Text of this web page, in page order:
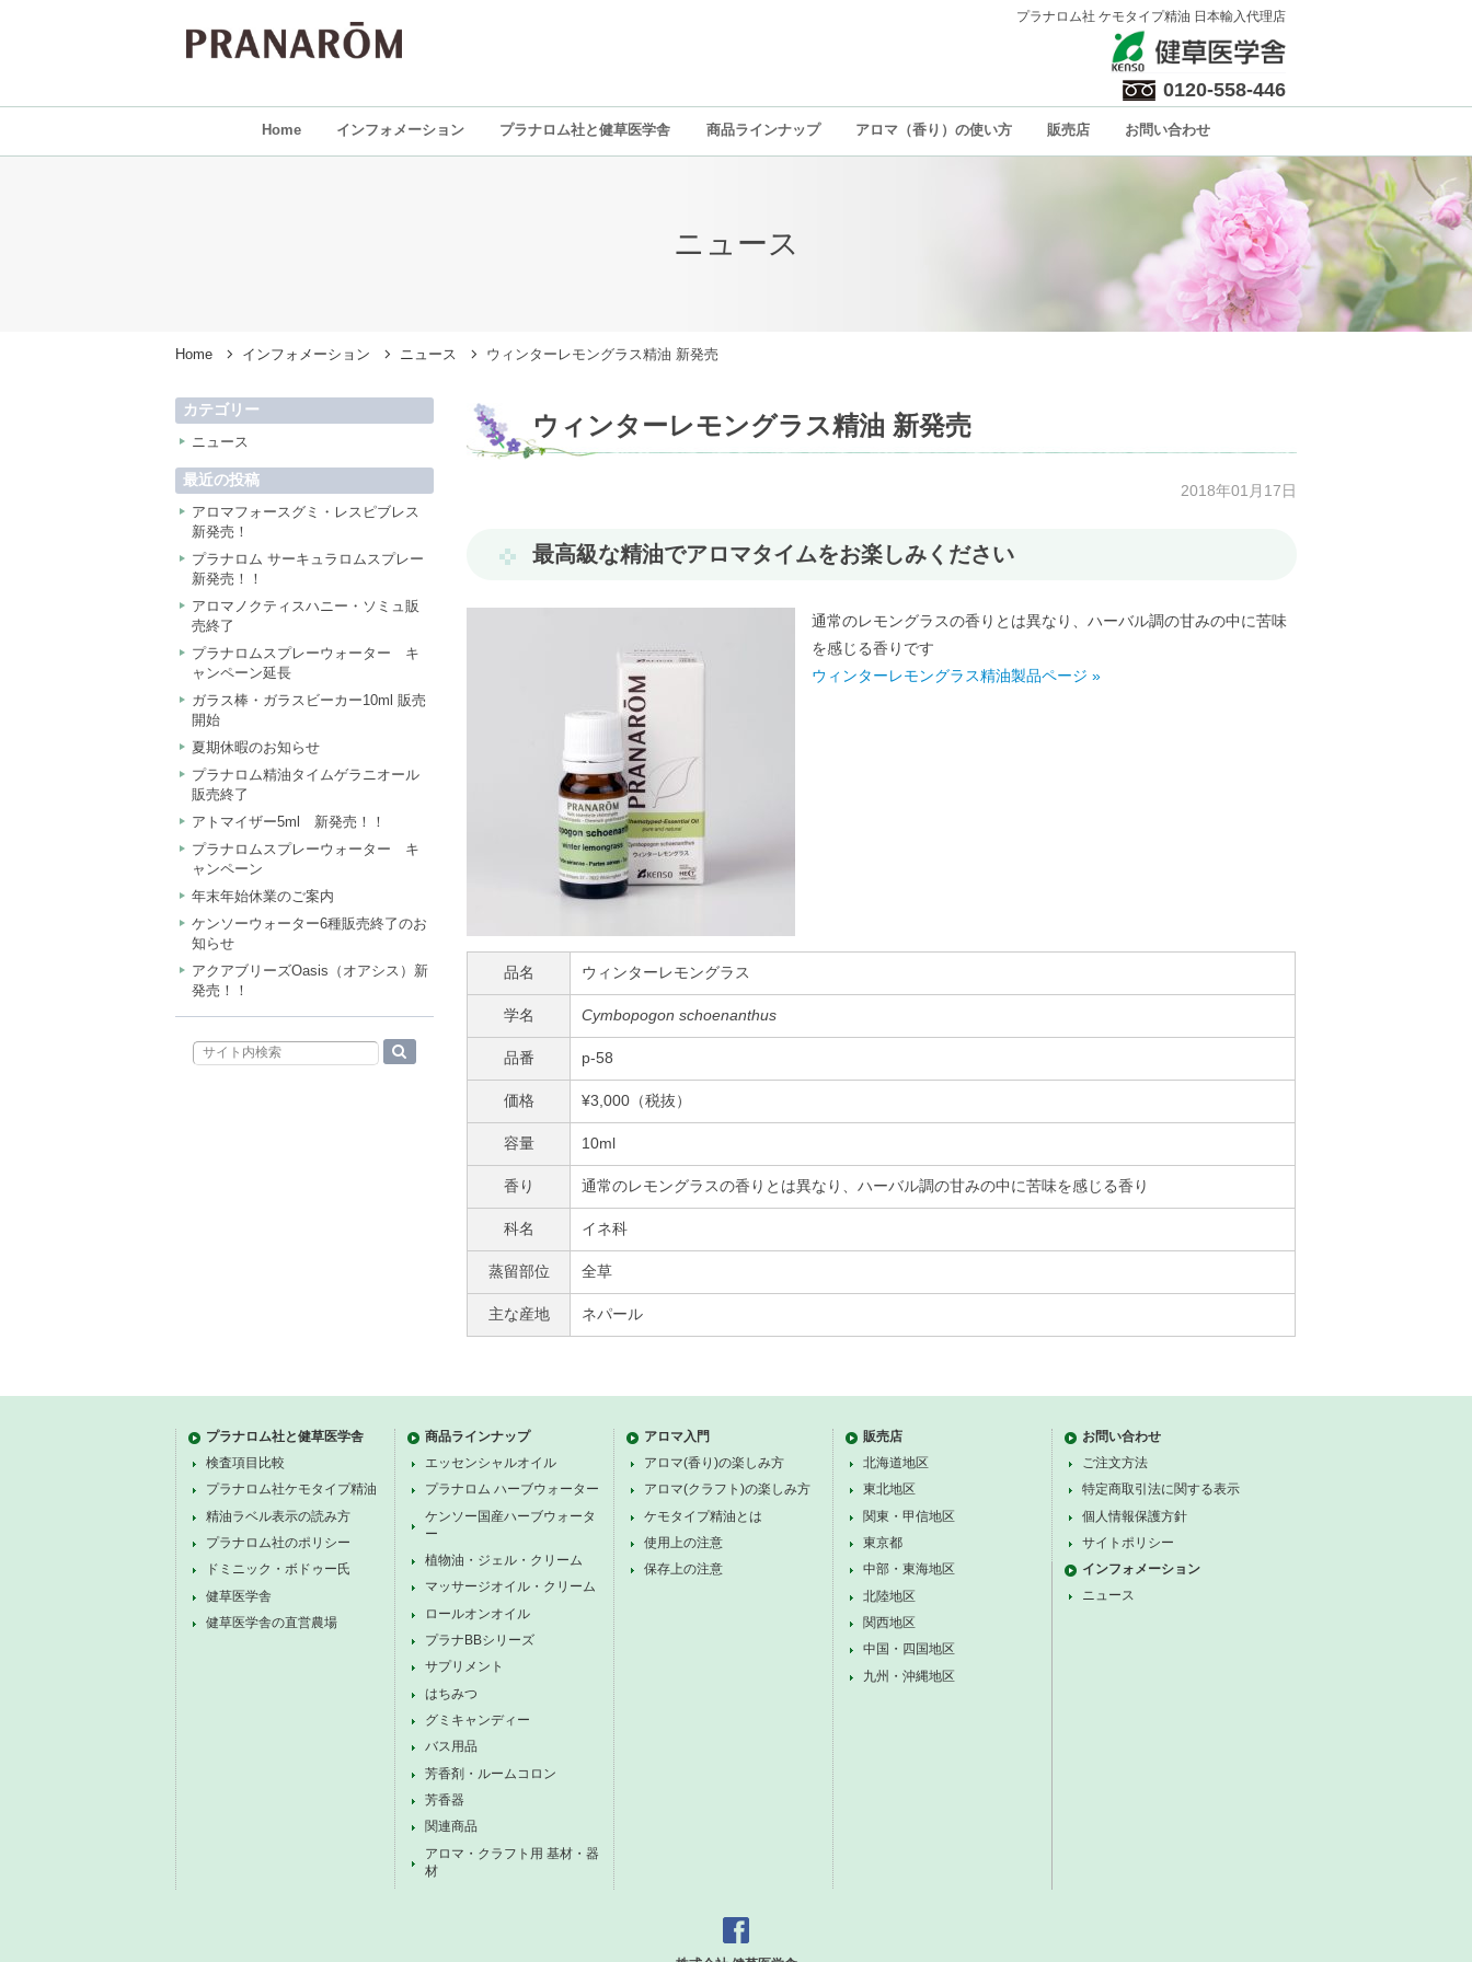
プラナロム社 ケモタイプ精油 日本輸入代理店
0120-558-446
Home インフォメーション プラナロム社と健草医学舎 商品ラインナップ アロマ（香り）の使い方 販売店 お問い合わせ
ニュース
Home インフォメーション ニュース ウィンターレモングラス精油 新発売
ウィンターレモングラス精油 新発売
2018年01月17日
最高級な精油でアロマタイムをお楽しみください
通常のレモングラスの香りとは異なり、ハーバル調の甘みの中に苦味
を感じる香りです
ウィンターレモングラス精油製品ページ »
品名 ウィンターレモングラス
学名 Cymbopogon schoenanthus
品番 p-58
価格 ¥3,000（税抜）
容量 10ml
香り 通常のレモングラスの香りとは異なり、ハーバル調の甘みの中に苦味を感じる香り
科名 イネ科
蒸留部位 全草
主な産地 ネパール
カテゴリー
ニュース
最近の投稿
アロマフォースグミ・レスピブレス
新発売！
プラナロム サーキュラロムスプレー
新発売！！
アロマノクティスハニー・ソミュ販
売終了
プラナロムスプレーウォーター キ
ャンペーン延長
ガラス棒・ガラスビーカー10ml 販売
開始
夏期休暇のお知らせ
プラナロム精油タイムゲラニオール
販売終了
アトマイザー5ml 新発売！！
プラナロムスプレーウォーター キ
ャンペーン
年末年始休業のご案内
ケンソーウォーター6種販売終了のお
知らせ
アクアブリーズOasis（オアシス）新
発売！！
プラナロム社と健草医学舎
検査項目比較
プラナロム社ケモタイプ精油
精油ラベル表示の読み方
プラナロム社のポリシー
ドミニック・ボドゥー氏
健草医学舎
健草医学舎の直営農場
商品ラインナップ
エッセンシャルオイル
プラナロム ハーブウォーター
ケンソー国産ハーブウォータ
ー
植物油・ジェル・クリーム
マッサージオイル・クリーム
ロールオンオイル
プラナBBシリーズ
サプリメント
はちみつ
グミキャンディー
バス用品
芳香剤・ルームコロン
芳香器
関連商品
アロマ・クラフト用 基材・器
材
アロマ入門
アロマ(香り)の楽しみ方
アロマ(クラフト)の楽しみ方
ケモタイプ精油とは
使用上の注意
保存上の注意
販売店
北海道地区
東北地区
関東・甲信地区
東京都
中部・東海地区
北陸地区
関西地区
中国・四国地区
九州・沖縄地区
お問い合わせ
ご注文方法
特定商取引法に関する表示
個人情報保護方針
サイトポリシー
インフォメーション
ニュース